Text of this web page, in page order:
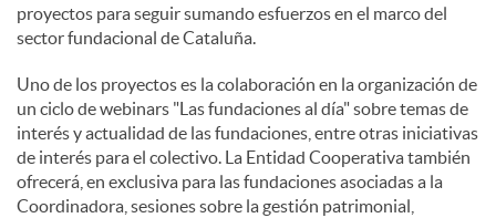
proyectos para seguir sumando esfuerzos en el marco del
sector fundacional de Cataluña.
Uno de los proyectos es la colaboración en la organización de
un ciclo de webinars "Las fundaciones al día" sobre temas de
interés y actualidad de las fundaciones, entre otras iniciativas
de interés para el colectivo. La Entidad Cooperativa también
ofrecerá, en exclusiva para las fundaciones asociadas a la
Coordinadora, sesiones sobre la gestión patrimonial,